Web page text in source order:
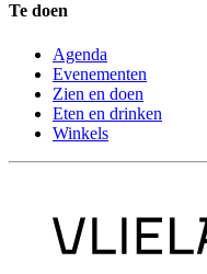
Te doen
Agenda
Evenementen
Zien en doen
Eten en drinken
Winkels